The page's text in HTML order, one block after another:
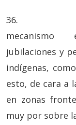
36. El
mecanismo
jubilaciones y
indígenas,
esto, de cara a
en zonas
muy por sobre